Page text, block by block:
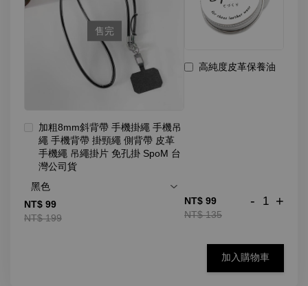
售完
加粗8mm斜背帶 手機掛繩 手機吊
繩 手機背帶 掛頸繩 側背帶 皮革
手機繩 吊繩掛片 免孔掛 SpoM 台
灣公司貨
NT$ 99
NT$ 199
高純度皮革保養油
NT$ 99
NT$ 135
- +
加入購物車